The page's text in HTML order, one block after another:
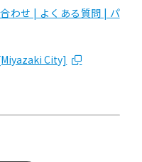
わせ | よくある質問 | パ
City]